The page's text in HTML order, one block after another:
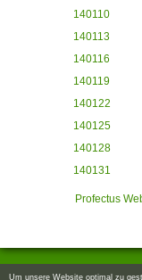
140110
140113
140116
140119
140122
140125
140128
140131
Profectus
Um unsere Website optimal zu